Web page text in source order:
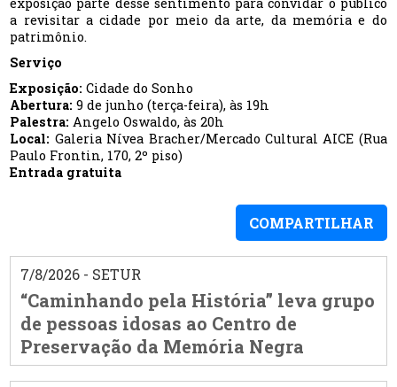
exposição parte desse sentimento para convidar o público
a revisitar a cidade por meio da arte, da memória e do
patrimônio.
Serviço
Exposição: Cidade do Sonho
Abertura: 9 de junho (terça-feira), às 19h
Palestra: Angelo Oswaldo, às 20h
Local: Galeria Nívea Bracher/Mercado Cultural AICE (Rua
Paulo Frontin, 170, 2º piso)
Entrada gratuita
COMPARTILHAR
7/8/2026 - SETUR
“Caminhando pela História” leva grupo
de pessoas idosas ao Centro de
Preservação da Memória Negra